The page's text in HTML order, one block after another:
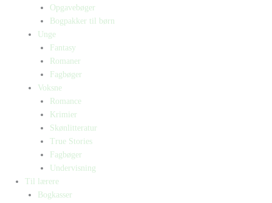
Opgavebøger
Bogpakker til børn
Unge
Fantasy
Romaner
Fagbøger
Voksne
Romance
Krimier
Skønlitteratur
True Stories
Fagbøger
Undervisning
Til lærere
Bogkasser